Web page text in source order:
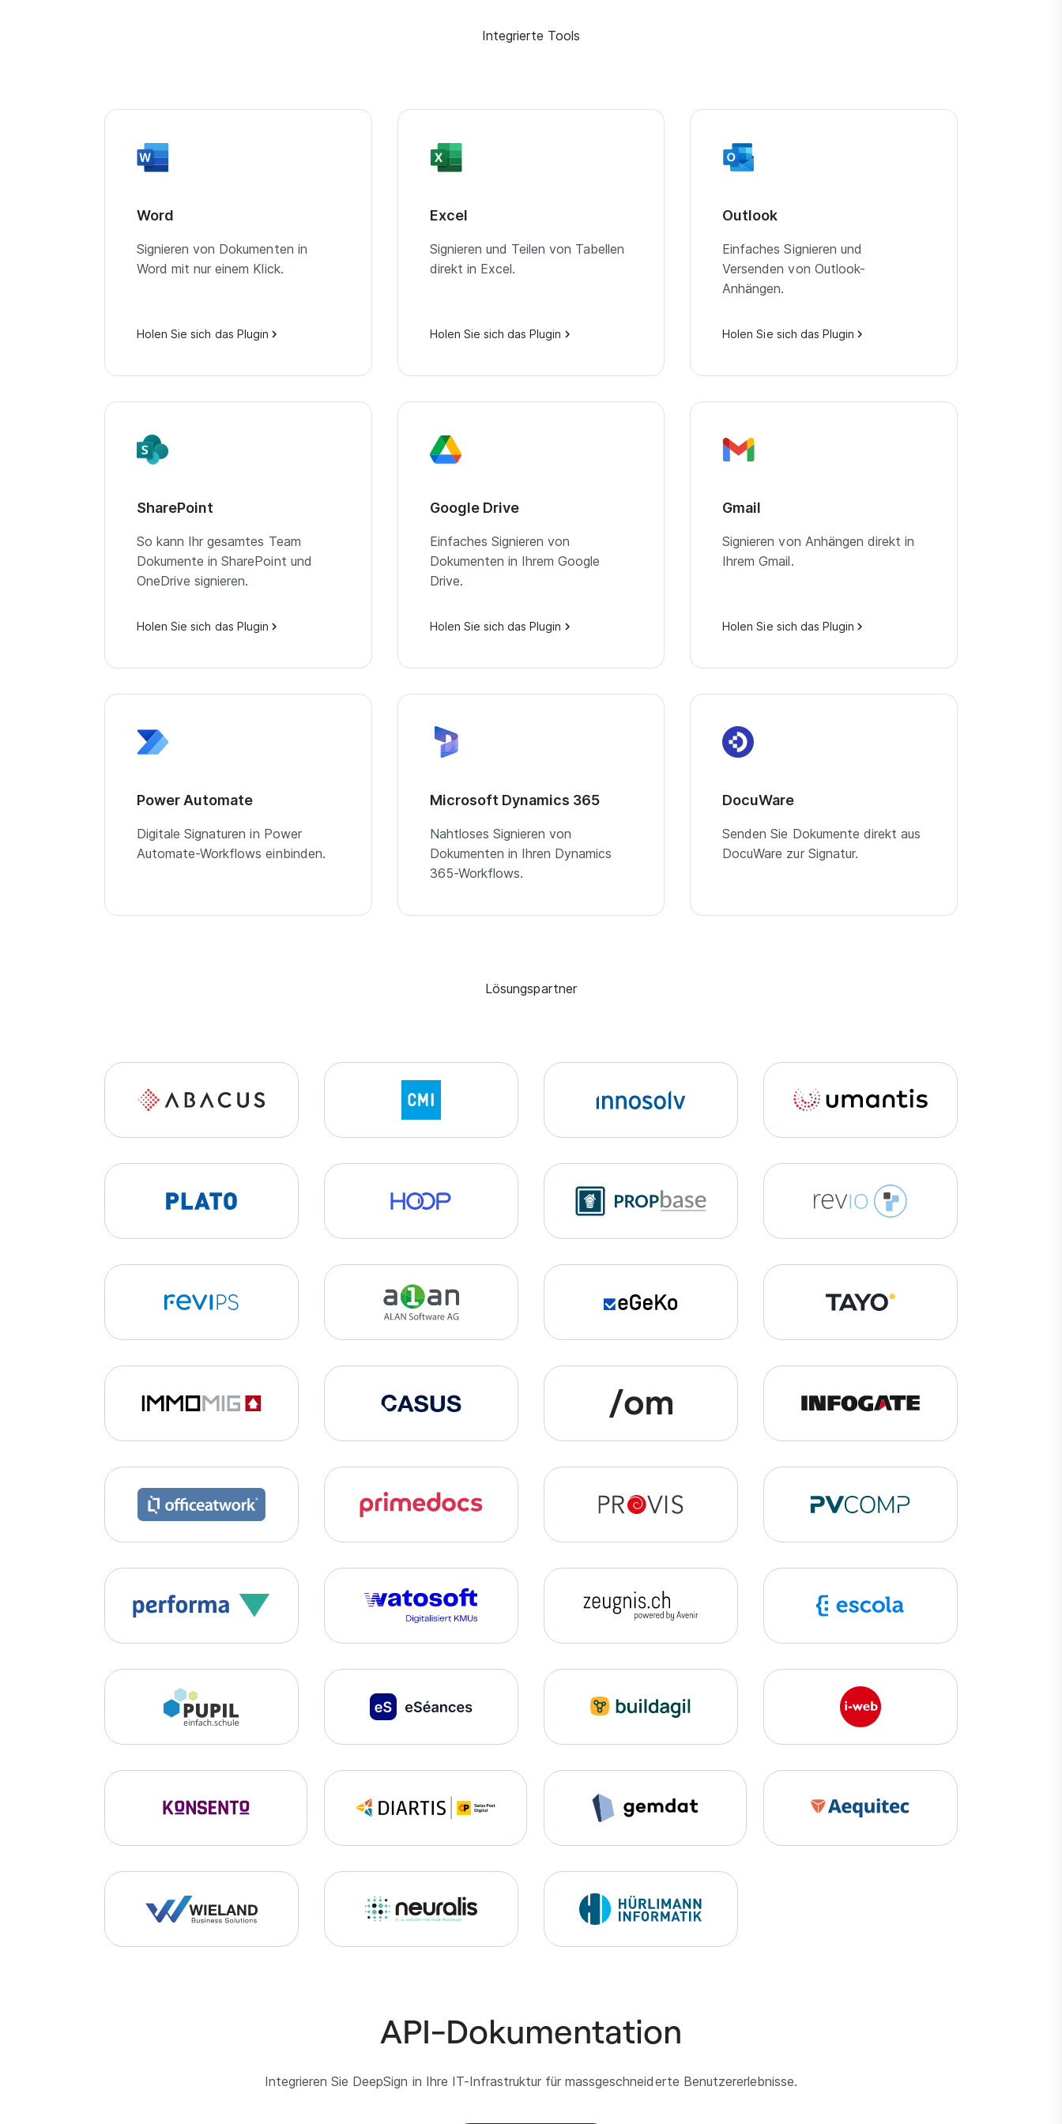
Integrierte Tools
Word
Signieren von Dokumenten in
Word mit nur einem Klick.
Holen Sie sich das Plugin
Excel
Signieren und Teilen von Tabellen
direkt in Excel.
Holen Sie sich das Plugin
Outlook
Einfaches Signieren und
Versenden von Outlook-
Anhängen.
Holen Sie sich das Plugin
SharePoint
So kann Ihr gesamtes Team
Dokumente in SharePoint und
OneDrive signieren.
Holen Sie sich das Plugin
Google Drive
Einfaches Signieren von
Dokumenten in Ihrem Google
Drive.
Holen Sie sich das Plugin
Gmail
Signieren von Anhängen direkt in
Ihrem Gmail.
Holen Sie sich das Plugin
Power Automate
Digitale Signaturen in Power
Automate-Workflows einbinden.
Microsoft Dynamics 365
Nahtloses Signieren von
Dokumenten in Ihren Dynamics
365-Workflows.
DocuWare
Senden Sie Dokumente direkt aus
DocuWare zur Signatur.
Lösungspartner
API-Dokumentation
Integrieren Sie DeepSign in Ihre IT-Infrastruktur für massgeschneiderte Benutzererlebnisse.